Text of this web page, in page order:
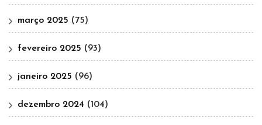
março 2025 (75)
fevereiro 2025 (93)
janeiro 2025 (96)
dezembro 2024 (104)